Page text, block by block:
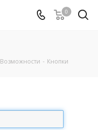
0
Возможности - Кнопки